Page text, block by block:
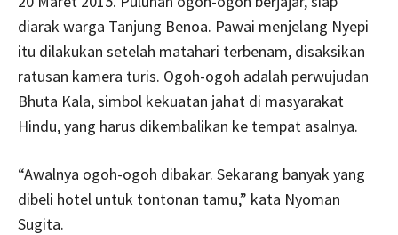
diarak warga Tanjung Benoa. Pawai menjelang Nyepi
itu dilakukan setelah matahari terbenam, disaksikan
ratusan kamera turis. Ogoh-ogoh adalah perwujudan
Bhuta Kala, simbol kekuatan jahat di masyarakat
Hindu, yang harus dikembalikan ke tempat asalnya.
“Awalnya ogoh-ogoh dibakar. Sekarang banyak yang
dibeli hotel untuk tontonan tamu,” kata Nyoman
Sugita.